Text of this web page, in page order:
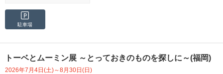
駐車場
トーベとムーミン展 ～とっておきのものを探しに～(福岡)
2026年7月4日(土)～8月30日(日)